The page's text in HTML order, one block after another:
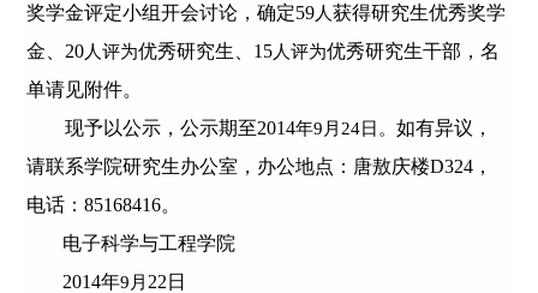
奖学金评定小组开会讨论，确定59人获得研究生优秀奖学
金、 20人评为优秀研究生、 15人评为优秀研究生干部，名
单请见附件。
现予以公示，公示期至2014年9 月 24日。如有异议，
请联系学院研究生办公室，办公地点：唐敖庆楼D324，
电话：85168416。
电子科学与工程学院
2014年9 月 22 日